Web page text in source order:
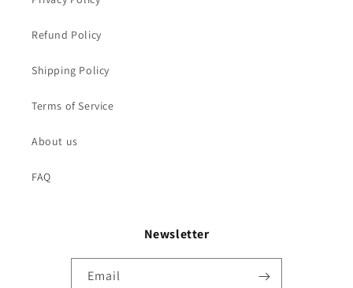
Refund Policy
Shipping Policy
Terms of Service
About us
FAQ
Newsletter
Email